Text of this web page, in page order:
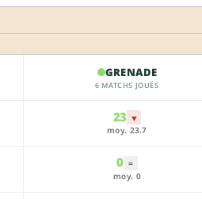
GRENADE
6 MATCHS JOUÉS
23 ▼
moy. 23.7
0 =
moy. 0